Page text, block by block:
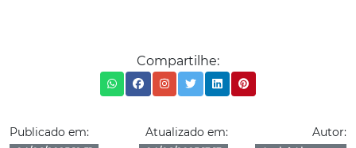
Compartilhe:
Publicado em: Atualizado em: Autor: